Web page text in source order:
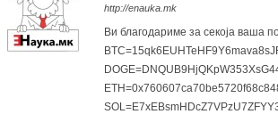
http://enauka.mk
Ви благодариме за секоја ваша